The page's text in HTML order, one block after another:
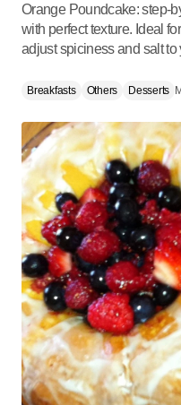
Orange Poundcake: step-
with perfect texture. Ideal
adjust spiciness and salt to
Breakfasts Others Desserts